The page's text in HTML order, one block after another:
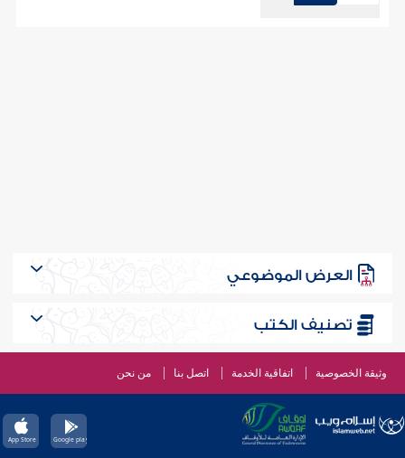
العرض الموضوعي
تصنيف الكتب
وثيقة الخصوصية اتفاقية الخدمة اتصل بنا من نحن